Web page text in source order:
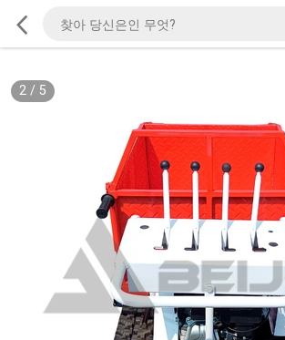
2/ 5